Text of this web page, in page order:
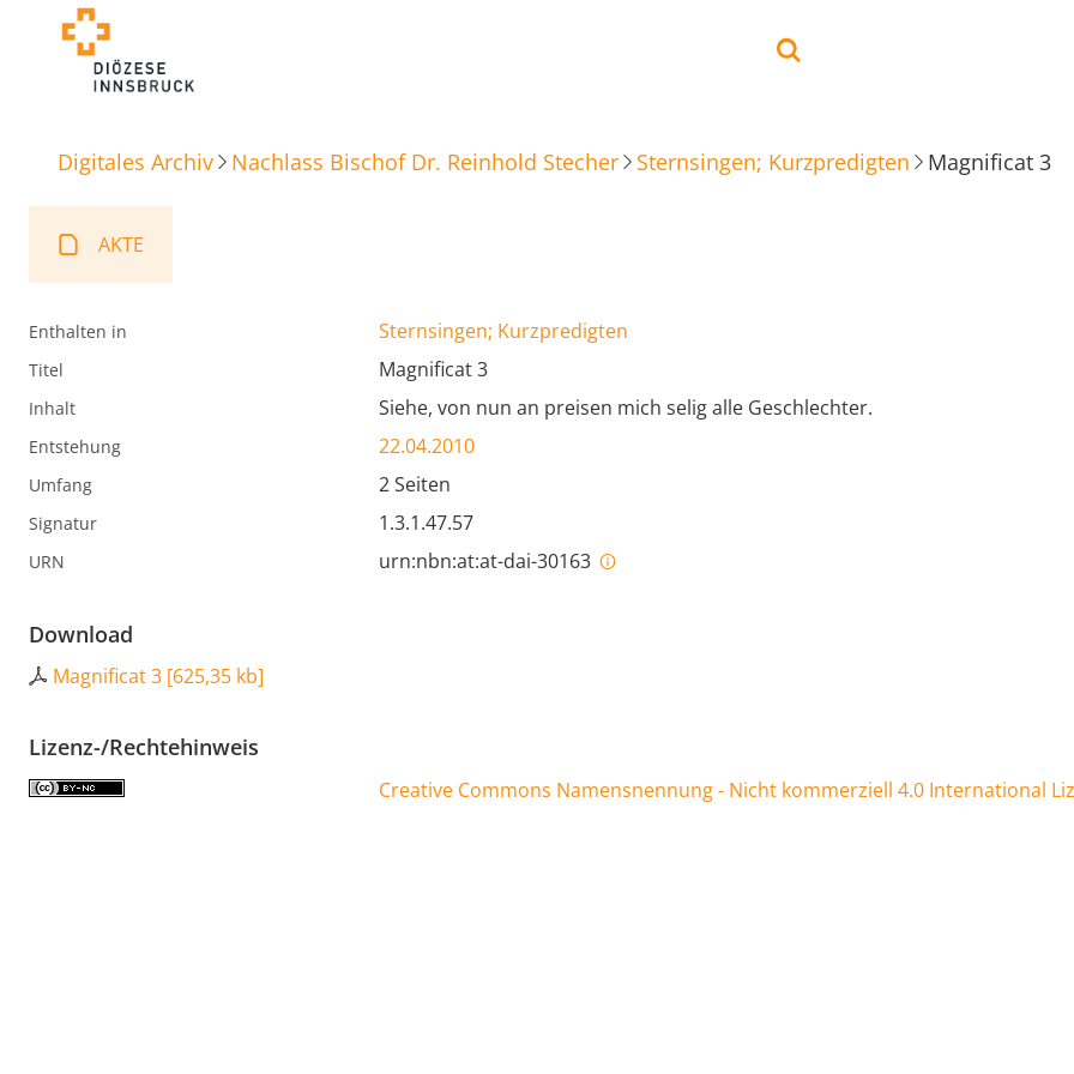
Digitales Archiv Nachlass Bischof Dr. Reinhold Stecher Sternsingen; Kurzpredigten Magnificat 3
AKTE
Enthalten in Sternsingen; Kurzpredigten
Titel Magnificat 3
Inhalt Siehe, von nun an preisen mich selig alle Geschlechter.
Entstehung 22.04.2010
Umfang 2 Seiten
Signatur 1.3.1.47.57
URN urn:nbn:at:at-dai-30163
Download
Magnificat 3 [625,35 kb]
Lizenz-/Rechtehinweis
Creative Commons Namensnennung - Nicht kommerziell 4.0 International